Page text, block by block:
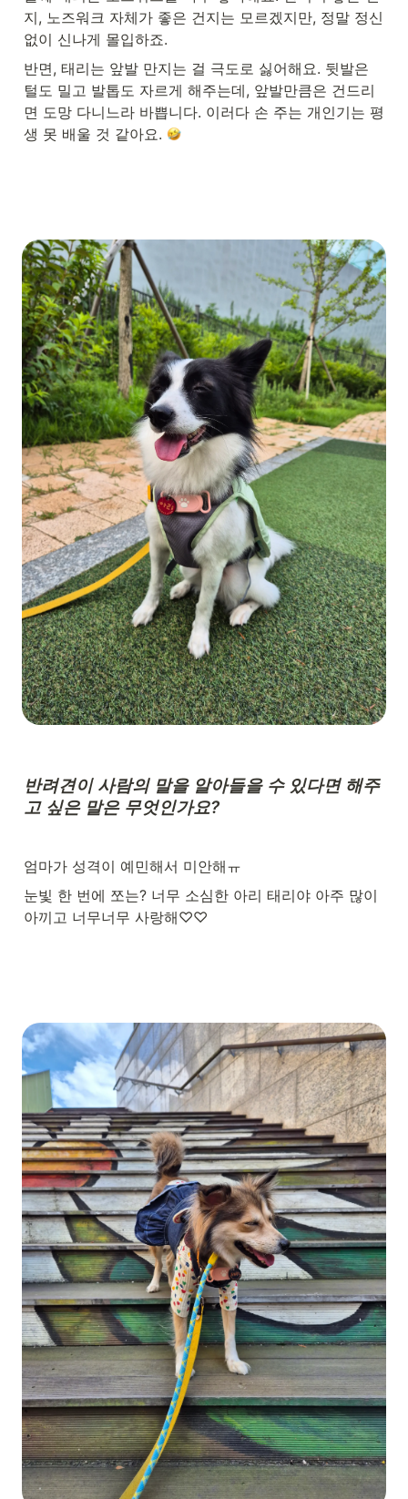
지, 노즈워크 자체가 좋은 건지는 모르겠지만, 정말 정신
없이 신나게 몰입하죠.
반면, 태리는 앞발 만지는 걸 극도로 싫어해요. 뒷발은
털도 밀고 발톱도 자르게 해주는데, 앞발만큼은 건드리
면 도망 다니느라 바쁩니다. 이러다 손 주는 개인기는 평
생 못 배울 것 같아요.
반려견이 사람의 말을 알아들을 수 있다면 해주
고 싶은 말은 무엇인가요?
엄마가 성격이 예민해서 미안해ㅠ
눈빛 한 번에 쪼는? 너무 소심한 아리 태리야 아주 많이
아끼고 너무너무 사랑해♡♡